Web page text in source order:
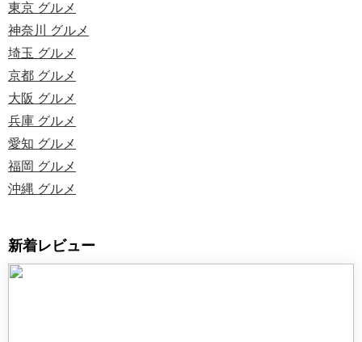
東京 グルメ
神奈川 グルメ
埼玉 グルメ
京都 グルメ
大阪 グルメ
兵庫 グルメ
愛知 グルメ
福岡 グルメ
沖縄 グルメ
新着レビュー